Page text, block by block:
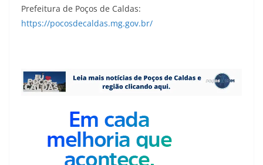
Prefeitura de Poços de Caldas:
https://pocosdecaldas.mg.gov.br/